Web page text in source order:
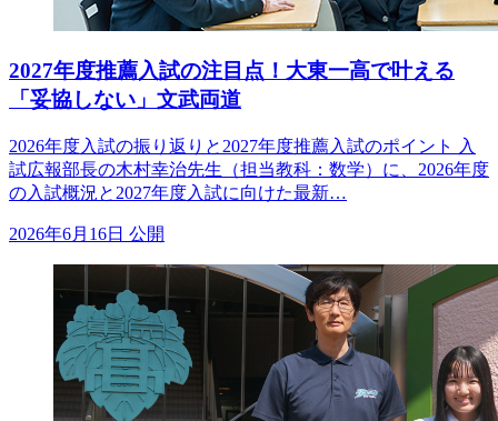
2027年度推薦入試の注目点！大東一高で叶える
「妥協しない」文武両道
2026年度入試の振り返りと2027年度推薦入試のポイント 入
試広報部長の木村幸治先生（担当教科：数学）に、2026年度
の入試概況と2027年度入試に向けた最新…
2026年6月16日 公開